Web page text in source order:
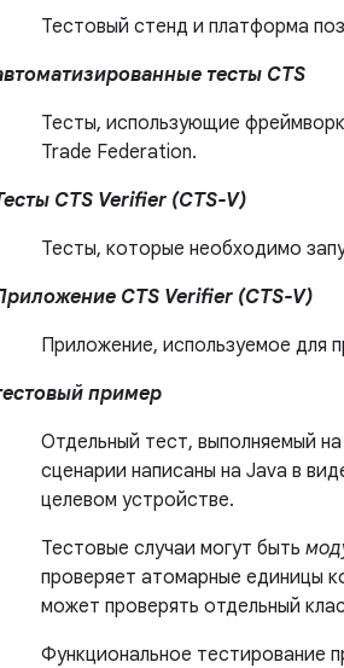
Тестовый стенд и платформа
тесты CTS
Тесты, использующие
Trade Federation.
CTS Verifier (CTS-V)
Тесты, которые необходимо
CTS Verifier (CTS-V)
Приложение, используемое для
пример
Отдельный тест, выполняемый
сценарии написаны на Java в
целевом устройстве.
Тестовые случаи могут быть
проверяет атомарные единицы
может проверять отдельный
Функциональное тестирование